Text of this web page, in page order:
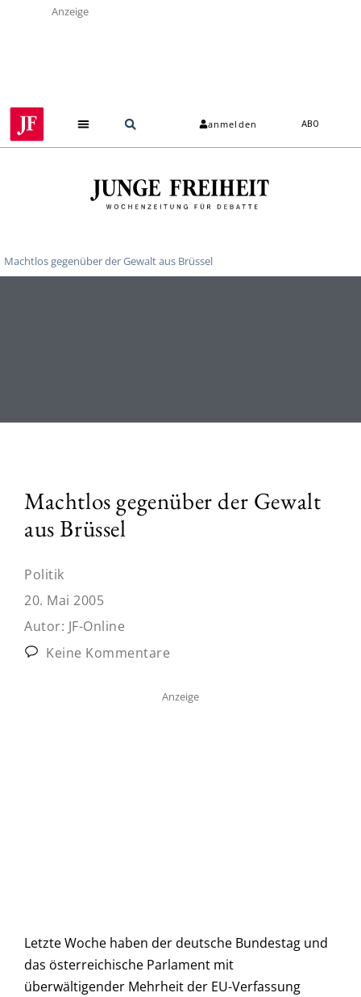
Anzeige
anmelden ABO
Machtlos gegenüber der Gewalt aus Brüssel
Machtlos gegenüber der Gewalt
aus Brüssel
Politik
20. Mai 2005
Autor: JF-Online
Keine Kommentare
Anzeige
Letzte Woche haben der deutsche Bundestag und
das österreichische Parlament mit
überwältigender Mehrheit der EU-Verfassung